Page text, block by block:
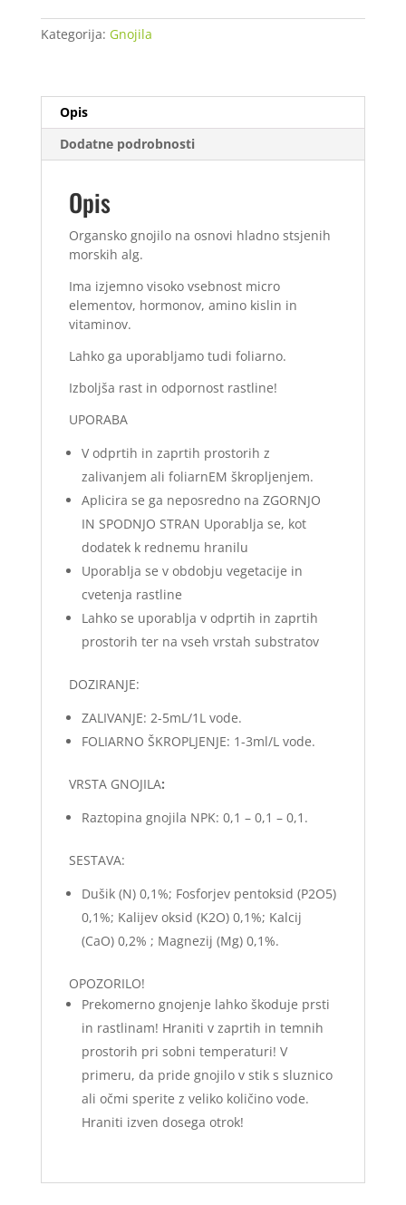
500
ml
Kategorija: Gnojila
Opis
Dodatne podrobnosti
Opis
Organsko gnojilo na osnovi hladno stsjenih
morskih alg.
Ima izjemno visoko vsebnost micro
elementov, hormonov, amino kislin in
vitaminov.
Lahko ga uporabljamo tudi foliarno.
Izboljša rast in odpornost rastline!
UPORABA
V odprtih in zaprtih prostorih z
zalivanjem ali foliarnEM škropljenjem.
Aplicira se ga neposredno na ZGORNJO
IN SPODNJO STRAN Uporablja se, kot
dodatek k rednemu hranilu
Uporablja se v obdobju vegetacije in
cvetenja rastline
Lahko se uporablja v odprtih in zaprtih
prostorih ter na vseh vrstah substratov
DOZIRANJE:
ZALIVANJE: 2-5mL/1L vode.
FOLIARNO ŠKROPLJENJE: 1-3ml/L vode.
VRSTA GNOJILA:
Raztopina gnojila NPK: 0,1 – 0,1 – 0,1.
SESTAVA:
Dušik (N) 0,1%; Fosforjev pentoksid (P2O5)
0,1%; Kalijev oksid (K2O) 0,1%; Kalcij
(CaO) 0,2% ; Magnezij (Mg) 0,1%.
OPOZORILO!
Prekomerno gnojenje lahko škoduje prsti
in rastlinam! Hraniti v zaprtih in temnih
prostorih pri sobni temperaturi! V
primeru, da pride gnojilo v stik s sluznico
ali očmi sperite z veliko količino vode.
Hraniti izven dosega otrok!